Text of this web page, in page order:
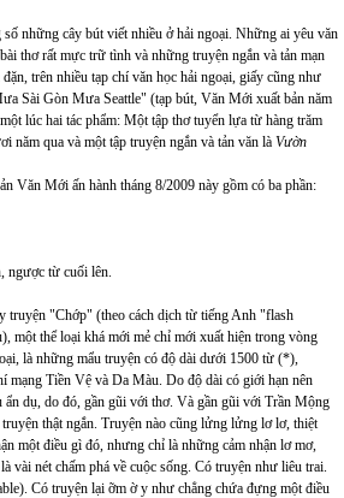
những cây bút viết nhiều ở hải ngoại. Những ai yêu văn
thơ rất mực trữ tình và những truyện ngắn và tản mạn
trên nhiều tạp chí văn học hải ngoại, giấy cũng như
Sài Gòn Mưa Seattle" (tạp bút, Văn Mới xuất bản năm
lúc hai tác phẩm: Một tập thơ tuyển lựa từ hàng trăm
năm qua và một tập truyện ngắn và tản văn là Vườn
Văn Mới ấn hành tháng 8/2009 này gồm có ba phần:
ngược từ cuối lên.
truyện "Chớp" (theo cách dịch từ tiếng Anh "flash
một thể loại khá mới mẻ chỉ mới xuất hiện trong vòng
là những mẩu truyện có độ dài dưới 1500 từ (*),
mạng Tiền Vệ và Da Màu. Do độ dài có giới hạn nên
ẩn dụ, do đó, gần gũi với thơ. Và gần gũi với Trần Mộng
thật ngắn. Truyện nào cũng lửng lửng lơ lơ, thiệt
một điều gì đó, nhưng chỉ là những cảm nhận lơ mơ,
vài nét chấm phá về cuộc sống. Có truyện như liêu trai.
Có truyện lại ỡm ờ y như chẳng chứa đựng một điều